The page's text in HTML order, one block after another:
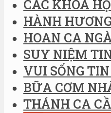
CÁC KHOÁ
HÀNH
HOAN CA
SUY NIỆM
VUI SỐNG
BỮA CƠM
THÁNH CA